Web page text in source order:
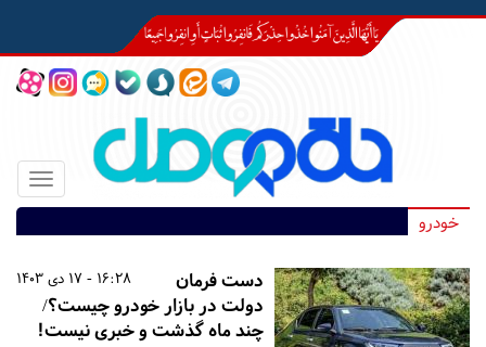
Toggle
خودرو
16:28 - 17 دی 1403
دست فرمان
دولت در بازار خودرو چیست؟/
چند ماه گذشت و خبری نیست!